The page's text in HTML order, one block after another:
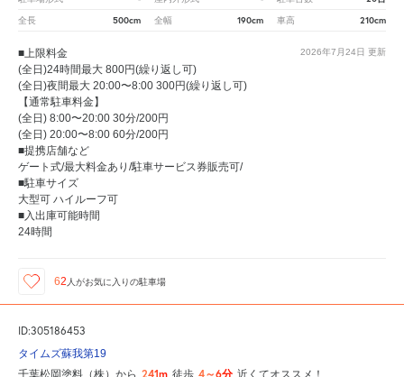
全長 500cm 全幅 190cm 車高 210cm
2026年7月24日 更新
■上限料金
(全日)24時間最大 800円(繰り返し可)
(全日)夜間最大 20:00〜8:00 300円(繰り返し可)
【通常駐車料金】
(全日) 8:00〜20:00 30分/200円
(全日) 20:00〜8:00 60分/200円
■提携店舗など
ゲート式/最大料金あり/駐車サービス券販売可/
■駐車サイズ
大型可 ハイルーフ可
■入出庫可能時間
24時間
62 人がお気に入りの駐車場
ID:305186453
タイムズ蘇我第19
千葉松岡塗料（株）から 241m 徒歩 4～6分 近くてオススメ！